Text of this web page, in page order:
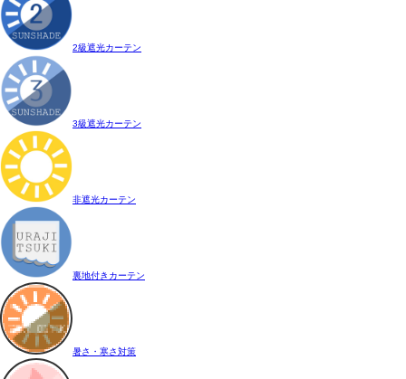
2級遮光カーテン
3級遮光カーテン
非遮光カーテン
裏地付きカーテン
暑さ・寒さ対策